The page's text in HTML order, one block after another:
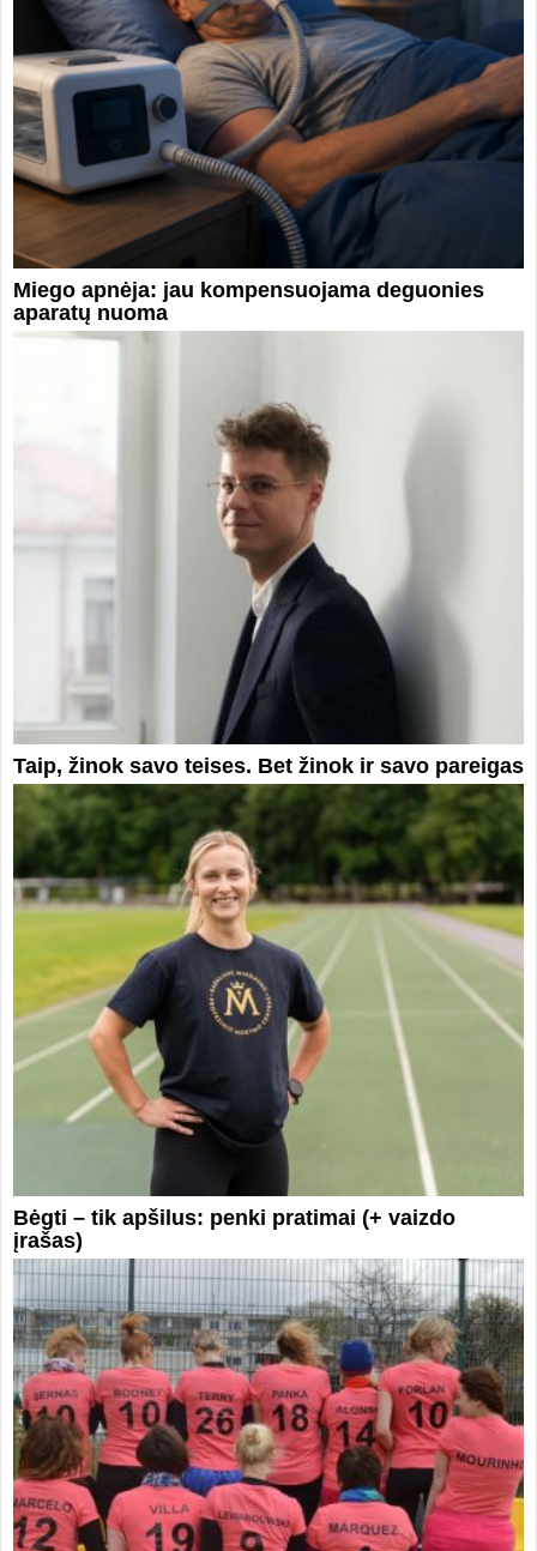
Miego apnėja: jau kompensuojama deguonies
aparatų nuoma
Taip, žinok savo teises. Bet žinok ir savo pareigas
Bėgti – tik apšilus: penki pratimai (+ vaizdo
įrašas)